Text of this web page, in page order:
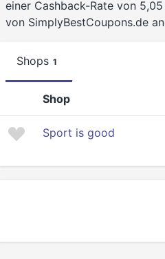
einer Cashback-Rate von
von SimplyBestCoupons.de
Shops 1
Shop
Sport is good